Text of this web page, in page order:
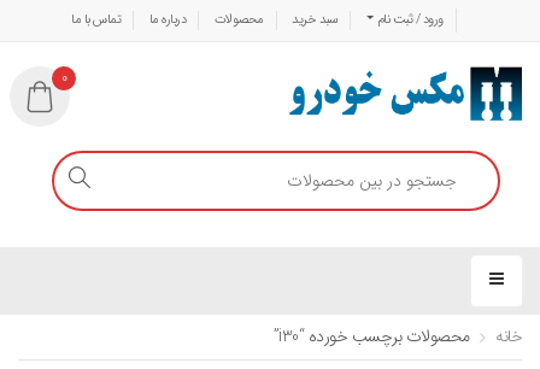
ورود / ثبت نام سبد خرید محصولات درباره ما تماس با ما
0
خانه محصولات برچسب خورده “i30”